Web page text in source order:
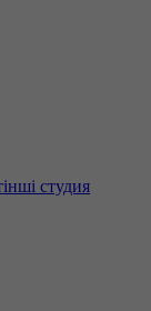
студия